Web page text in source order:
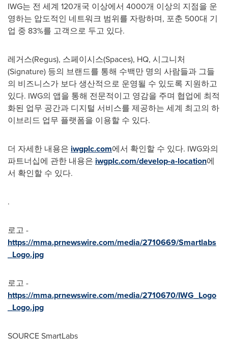
IWG는 전 세계 120개국 이상에서 4000개 이상의 지점을 운
영하는 압도적인 네트워크 범위를 자랑하며, 포춘 500대 기
업 중 83%를 고객으로 두고 있다.
레거스(Regus), 스페이시스(Spaces), HQ, 시그니처
(Signature) 등의 브랜드를 통해 수백만 명의 사람들과 그들
의 비즈니스가 보다 생산적으로 운영될 수 있도록 지원하고
있다. IWG의 앱을 통해 전문적이고 영감을 주며 협업에 최적
화된 업무 공간과 디지털 서비스를 제공하는 세계 최고의 하
이브리드 업무 플랫폼을 이용할 수 있다.
더 자세한 내용은 iwgplc.com에서 확인할 수 있다. IWG와의
파트너십에 관한 내용은 iwgplc.com/develop-a-location에
서 확인할 수 있다.
.
로고 -
https://mma.prnewswire.com/media/2710669/Smartlabs
_Logo.jpg
로고 -
https://mma.prnewswire.com/media/2710670/IWG_Logo
_Logo.jpg
SOURCE SmartLabs